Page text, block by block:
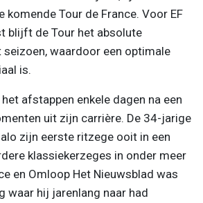
komende Tour de France. Voor EF
blijft de Tour het absolute
seizoen, waardoor een optimale
is.
afstappen enkele dagen na een
uit zijn carrière. De 34-jarige
zijn eerste ritzege ooit in een
klassiekerzeges in onder meer
en Omloop Het Nieuwsblad was
waar hij jarenlang naar had